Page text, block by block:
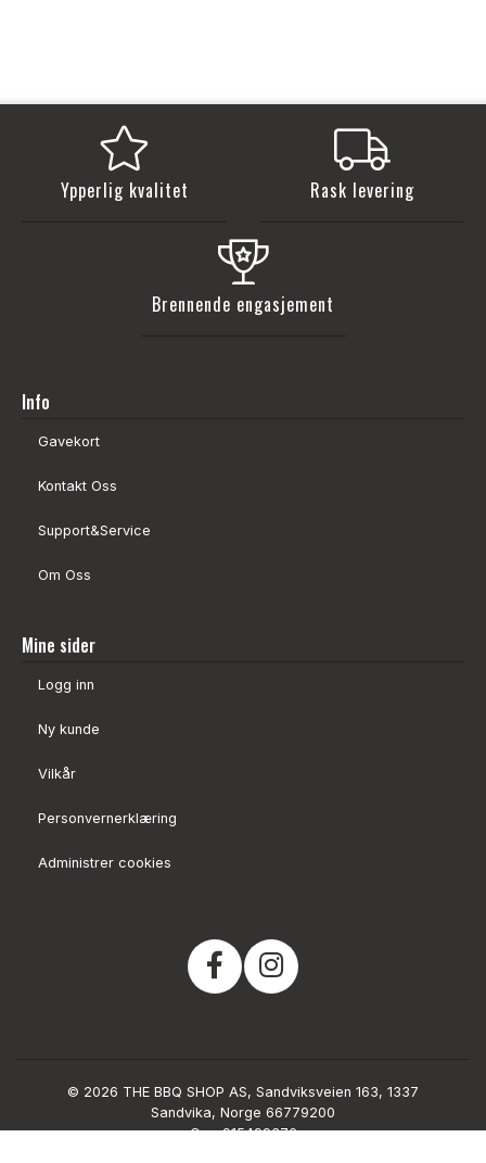
Ypperlig kvalitet Rask levering
Brennende engasjement
Info
Gavekort
Kontakt Oss
Support&Service
Om Oss
Mine sider
Logg inn
Ny kunde
Vilkår
Personvernerklæring
Administrer cookies
© 2026 THE BBQ SHOP AS, Sandviksveien 163, 1337
Sandvika, Norge 66779200
Org. 915499376